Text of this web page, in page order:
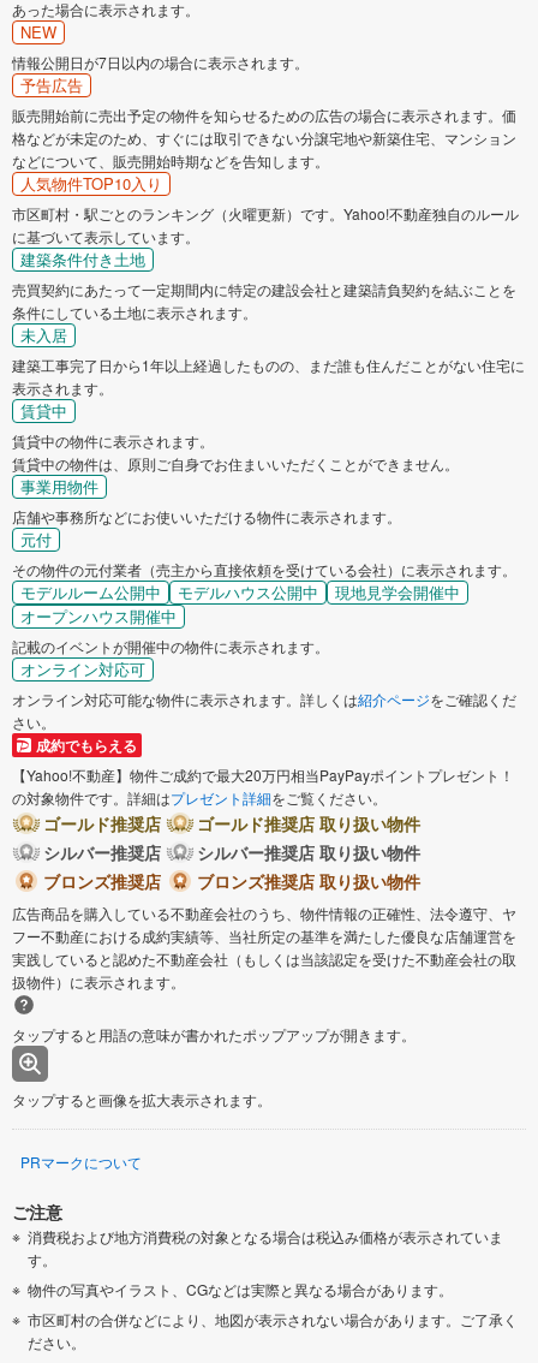
あった場合に表示されます。
NEW
情報公開日が7日以内の場合に表示されます。
予告広告
販売開始前に売出予定の物件を知らせるための広告の場合に表示されます。価
格などが未定のため、すぐには取引できない分譲宅地や新築住宅、マンション
などについて、販売開始時期などを告知します。
人気物件TOP10入り
市区町村・駅ごとのランキング（火曜更新）です。Yahoo!不動産独自のルール
に基づいて表示しています。
建築条件付き土地
売買契約にあたって一定期間内に特定の建設会社と建築請負契約を結ぶことを
条件にしている土地に表示されます。
未入居
建築工事完了日から1年以上経過したものの、まだ誰も住んだことがない住宅に
表示されます。
賃貸中
賃貸中の物件に表示されます。
賃貸中の物件は、原則ご自身でお住まいいただくことができません。
事業用物件
店舗や事務所などにお使いいただける物件に表示されます。
元付
その物件の元付業者（売主から直接依頼を受けている会社）に表示されます。
モデルルーム公開中 モデルハウス公開中
現地見学会開催中
オープンハウス開催中
記載のイベントが開催中の物件に表示されます。
オンライン対応可
オンライン対応可能な物件に表示されます。詳しくは紹介ページをご確認くだ
さい。
成約でもらえる
【Yahoo!不動産】物件ご成約で最大20万円相当PayPayポイントプレゼント！
の対象物件です。詳細はプレゼント詳細をご覧ください。
ゴールド推奨店
ゴールド推奨店 取り扱い物件
シルバー推奨店
シルバー推奨店 取り扱い物件
ブロンズ推奨店
ブロンズ推奨店 取り扱い物件
広告商品を購入している不動産会社のうち、物件情報の正確性、法令遵守、ヤ
フー不動産における成約実績等、当社所定の基準を満たした優良な店舗運営を
実践していると認めた不動産会社（もしくは当該認定を受けた不動産会社の取
扱物件）に表示されます。
タップすると用語の意味が書かれたポップアップが開きます。
タップすると画像を拡大表示されます。
PRマークについて
ご注意
消費税および地方消費税の対象となる場合は税込み価格が表示されていま
す。
物件の写真やイラスト、CGなどは実際と異なる場合があります。
市区町村の合併などにより、地図が表示されない場合があります。ご了承く
ださい。